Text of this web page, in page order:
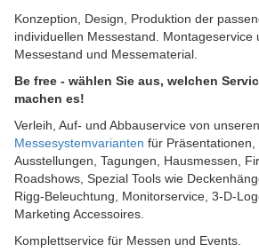
Konzeption, Design, Produktion der
individuellen Messestand. Montageservice
Messestand und Messematerial.
Be free - wählen Sie aus, welchen
machen es!
Verleih, Auf- und Abbauservice von unseren
Messesystemvarianten für Präsentationen,
Ausstellungen, Tagungen, Hausmessen,
Roadshows, Spezial Tools wie
Rigg-Beleuchtung, Monitorservice, 3-D-
Marketing Accessoires.
Komplettservice für Messen und Events.